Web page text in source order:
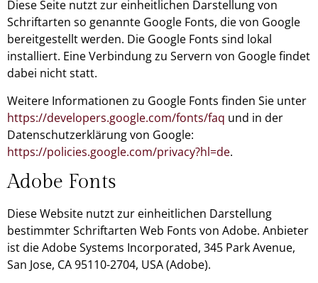
Diese Seite nutzt zur einheitlichen Darstellung von
Schriftarten so genannte Google Fonts, die von Google
bereitgestellt werden. Die Google Fonts sind lokal
installiert. Eine Verbindung zu Servern von Google findet
dabei nicht statt.
Weitere Informationen zu Google Fonts finden Sie unter
https://developers.google.com/fonts/faq und in der
Datenschutzerklärung von Google:
https://policies.google.com/privacy?hl=de.
Adobe Fonts
Diese Website nutzt zur einheitlichen Darstellung
bestimmter Schriftarten Web Fonts von Adobe. Anbieter
ist die Adobe Systems Incorporated, 345 Park Avenue,
San Jose, CA 95110-2704, USA (Adobe).